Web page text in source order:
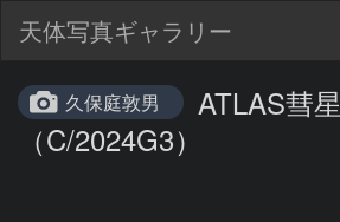
天体写真ギャラリー
久保庭敦男
ATLAS彗星
（C/2024G3）